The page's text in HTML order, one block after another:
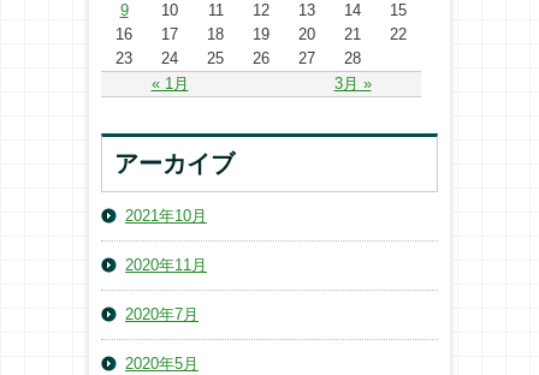
« 1月 3月 »
9
10 11 12 13 14
15
16
17 18 19 20 21
22
23
24 25 26 27 28
アーカイブ
2021年10月
2020年11月
2020年7月
2020年5月